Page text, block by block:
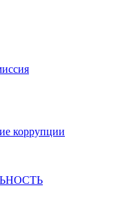
коррупции